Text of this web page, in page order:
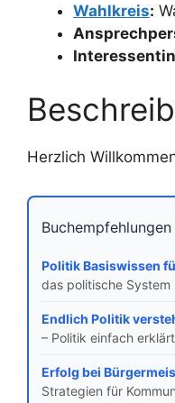
Wahlkreis:
Herzlich
Buchempfehlungen
Politik Basiswissen
das politische
Endlich Politik
– Politik einfach
Erfolg bei
Strategien für